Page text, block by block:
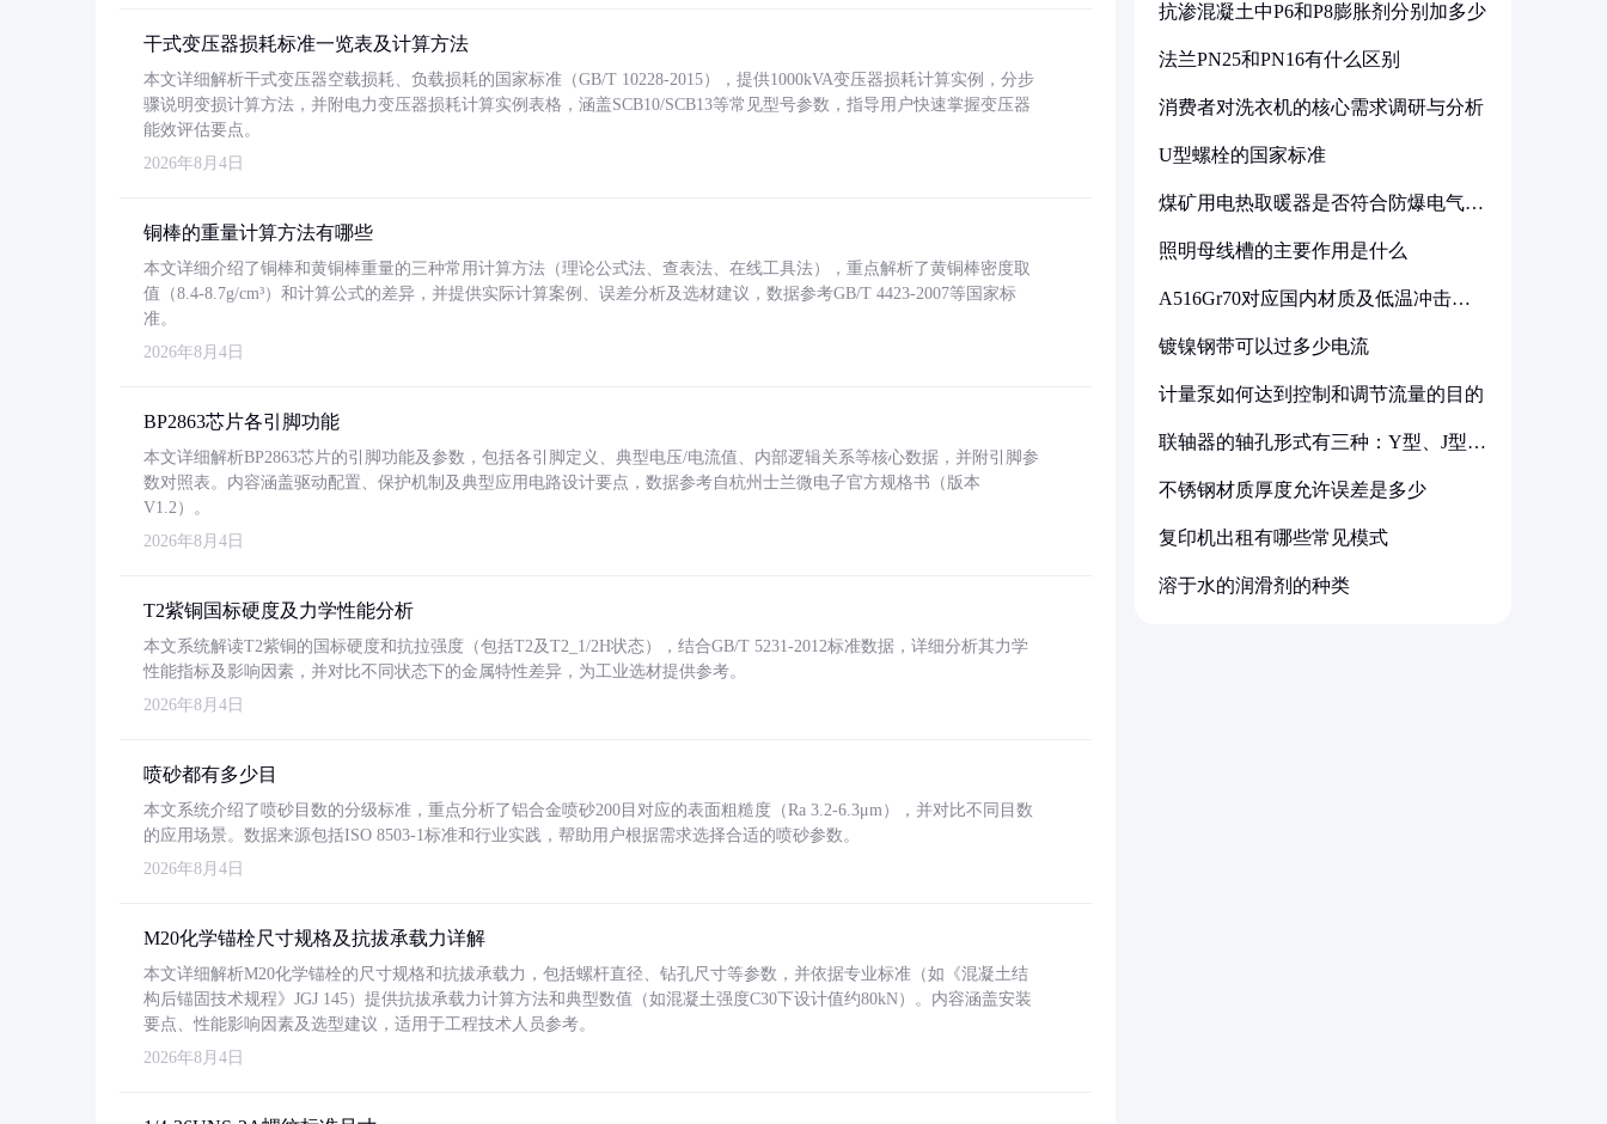
干式变压器损耗标准一览表及计算方法
本文详细解析干式变压器空载损耗、负载损耗的国家标准（GB/T 10228-2015），提供1000kVA变压器损耗计算实例，分步
骤说明变损计算方法，并附电力变压器损耗计算实例表格，涵盖SCB10/SCB13等常见型号参数，指导用户快速掌握变压器
能效评估要点。
2026年8月4日
铜棒的重量计算方法有哪些
本文详细介绍了铜棒和黄铜棒重量的三种常用计算方法（理论公式法、查表法、在线工具法），重点解析了黄铜棒密度取
值（8.4-8.7g/cm³）和计算公式的差异，并提供实际计算案例、误差分析及选材建议，数据参考GB/T 4423-2007等国家标
准。
2026年8月4日
BP2863芯片各引脚功能
本文详细解析BP2863芯片的引脚功能及参数，包括各引脚定义、典型电压/电流值、内部逻辑关系等核心数据，并附引脚参
数对照表。内容涵盖驱动配置、保护机制及典型应用电路设计要点，数据参考自杭州士兰微电子官方规格书（版本
V1.2）。
2026年8月4日
T2紫铜国标硬度及力学性能分析
本文系统解读T2紫铜的国标硬度和抗拉强度（包括T2及T2_1/2H状态），结合GB/T 5231-2012标准数据，详细分析其力学
性能指标及影响因素，并对比不同状态下的金属特性差异，为工业选材提供参考。
2026年8月4日
喷砂都有多少目
本文系统介绍了喷砂目数的分级标准，重点分析了铝合金喷砂200目对应的表面粗糙度（Ra 3.2-6.3μm），并对比不同目数
的应用场景。数据来源包括ISO 8503-1标准和行业实践，帮助用户根据需求选择合适的喷砂参数。
2026年8月4日
M20化学锚栓尺寸规格及抗拔承载力详解
本文详细解析M20化学锚栓的尺寸规格和抗拔承载力，包括螺杆直径、钻孔尺寸等参数，并依据专业标准（如《混凝土结
构后锚固技术规程》JGJ 145）提供抗拔承载力计算方法和典型数值（如混凝土强度C30下设计值约80kN）。内容涵盖安装
要点、性能影响因素及选型建议，适用于工程技术人员参考。
2026年8月4日
抗渗混凝土中P6和P8膨胀剂分别加多少
法兰PN25和PN16有什么区别
消费者对洗衣机的核心需求调研与分析
U型螺栓的国家标准
煤矿用电热取暖器是否符合防爆电气设
照明母线槽的主要作用是什么
A516Gr70对应国内材质及低温冲击要
镀镍钢带可以过多少电流
计量泵如何达到控制和调节流量的目的
联轴器的轴孔形式有三种：Y型、J型、
不锈钢材质厚度允许误差是多少
复印机出租有哪些常见模式
溶于水的润滑剂的种类